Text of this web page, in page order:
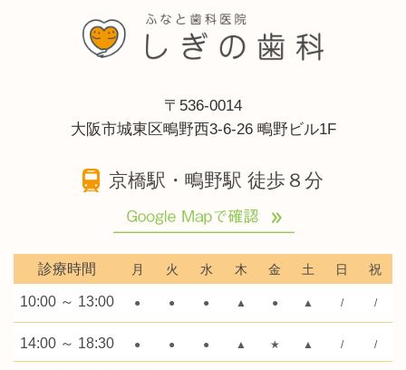
〒536-0014
大阪市城東区鴫野西3-6-26 鴫野ビル1F
京橋駅・鴫野駅 徒歩８分
診療時間 月 火 水 木 金 土 日 祝
10:00 ～ 13:00 ● ● ● ▲ ● ▲ / /
14:00 ～ 18:30 ● ● ● ▲ ★ ▲ / /